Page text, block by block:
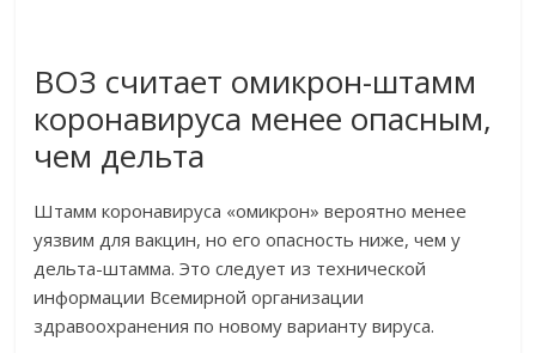
ВОЗ считает омикрон-штамм
коронавируса менее опасным,
чем дельта
Штамм коронавируса «омикрон» вероятно менее
уязвим для вакцин, но его опасность ниже, чем у
дельта-штамма. Это следует из технической
информации Всемирной организации
здравоохранения по новому варианту вируса.